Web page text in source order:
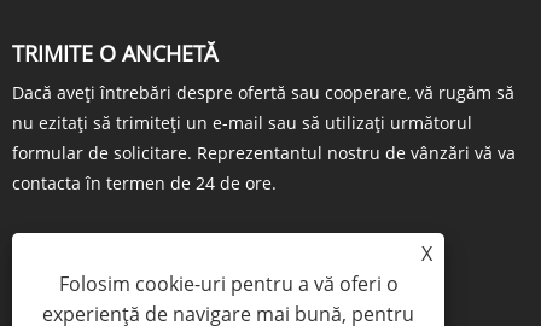
TRIMITE O ANCHETĂ
Dacă aveți întrebări despre ofertă sau cooperare, vă rugăm să
nu ezitați să trimiteți un e-mail sau să utilizați următorul
formular de solicitare. Reprezentantul nostru de vânzări vă va
contacta în termen de 24 de ore.
ÎNTREBARE ACUM
X
Folosim cookie-uri pentru a vă oferi o
experiență de navigare mai bună, pentru